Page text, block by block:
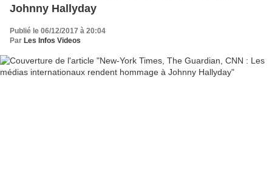
Johnny Hallyday
Publié le 06/12/2017 à 20:04
Par Les Infos Videos